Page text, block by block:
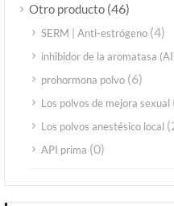
Otro producto (46)
SERM | Anti-estrógeno (4)
inhibidor de la aromatasa
prohormona polvo (6)
Los polvos de mejora sexual
Los polvos anestésico local
API prima (0)